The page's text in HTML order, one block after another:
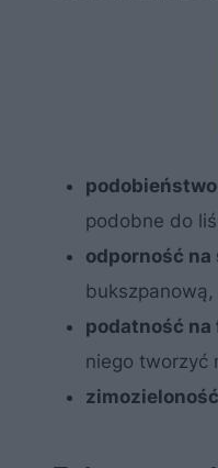
podobne do
odporność
bukszpanową
podatność na
niego tworzyć
zimozieloność